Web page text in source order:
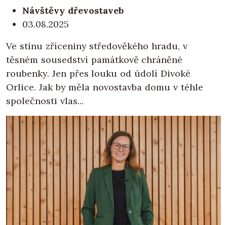
Návštěvy dřevostaveb
03.08.2025
Ve stínu zříceniny středověkého hradu, v
těsném sousedství památkově chráněné
roubenky. Jen přes louku od údolí Divoké
Orlice. Jak by měla novostavba domu v téhle
společnosti vlas...